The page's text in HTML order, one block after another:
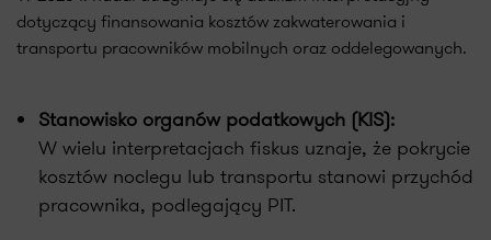
dotyczący finansowania kosztów zakwaterowania i
transportu pracowników mobilnych oraz oddelegowanych.
Stanowisko organów podatkowych (KIS):
W wielu interpretacjach fiskus uznaje, że pokrycie
kosztów noclegu lub transportu stanowi przychód
pracownika, podlegający PIT.